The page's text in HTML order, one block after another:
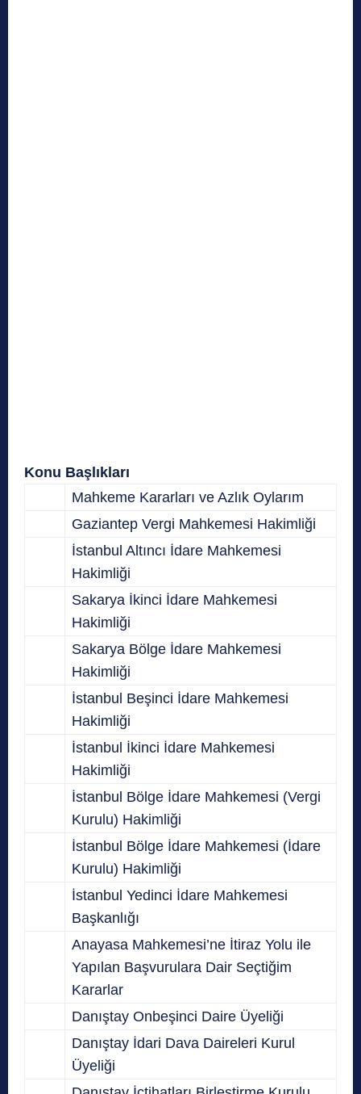
Konu Başlıkları
Mahkeme Kararları ve Azlık Oylarım
Gaziantep Vergi Mahkemesi Hakimliği
İstanbul Altıncı İdare Mahkemesi
Hakimliği
Sakarya İkinci İdare Mahkemesi
Hakimliği
Sakarya Bölge İdare Mahkemesi
Hakimliği
İstanbul Beşinci İdare Mahkemesi
Hakimliği
İstanbul İkinci İdare Mahkemesi
Hakimliği
İstanbul Bölge İdare Mahkemesi (Vergi
Kurulu) Hakimliği
İstanbul Bölge İdare Mahkemesi (İdare
Kurulu) Hakimliği
İstanbul Yedinci İdare Mahkemesi
Başkanlığı
Anayasa Mahkemesi’ne İtiraz Yolu ile
Yapılan Başvurulara Dair Seçtiğim
Kararlar
Danıştay Onbeşinci Daire Üyeliği
Danıştay İdari Dava Daireleri Kurul
Üyeliği